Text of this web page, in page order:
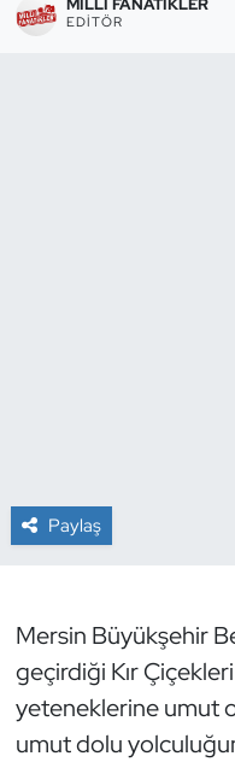
MILLI FANATIKLER
EDITÖR
Paylaş
Mersin Büyükşehir
geçirdiği Kır
yeteneklerine umut
umut dolu
Dövüş Sanatı
Eskrim
Futbol